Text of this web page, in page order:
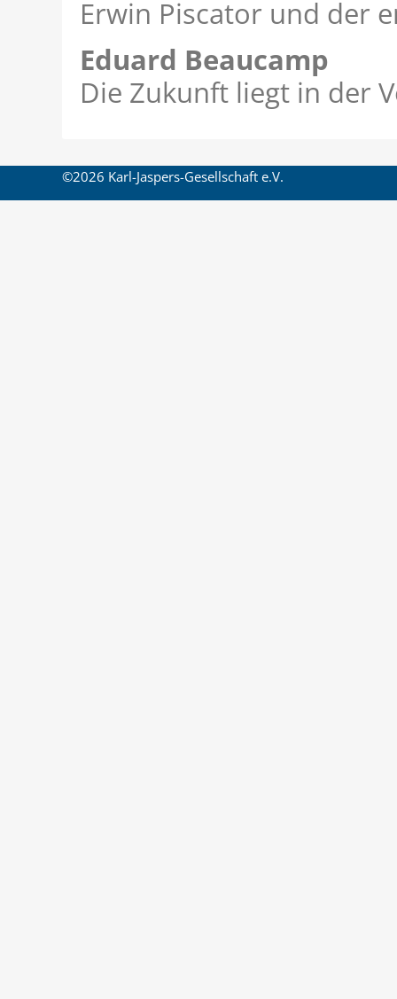
Erwin Piscator und der
Eduard Beaucamp
Die Zukunft liegt in der
©2026 Karl-Jaspers-Gesellschaft e.V.